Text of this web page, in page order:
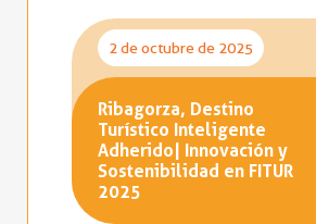
2 de octubre de 2025
Ribagorza, Destino
Turístico Inteligente
Adherido| Innovación y
Sostenibilidad en FITUR
2025